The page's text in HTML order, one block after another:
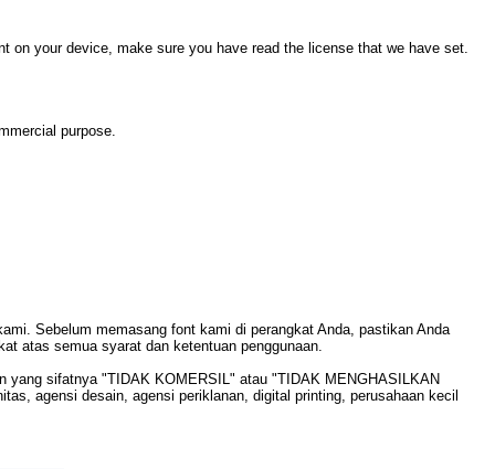
on your device, make sure you have read the license that we have set.
purpose.
Sebelum memasang font kami di perangkat Anda, pastikan Anda
atas semua syarat dan ketentuan penggunaan.
yang sifatnya "TIDAK KOMERSIL" atau "TIDAK MENGHASILKAN
agensi desain, agensi periklanan, digital printing, perusahaan kecil